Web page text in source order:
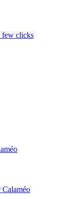
few clicks
Calaméo